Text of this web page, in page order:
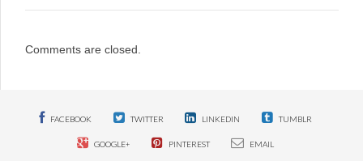
Comments are closed.
FACEBOOK TWITTER LINKEDIN TUMBLR
GOOGLE+ PINTEREST EMAIL